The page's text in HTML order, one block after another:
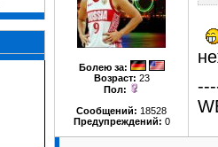
Болею за:
Возраст: 23
Пол:
Сообщений: 18528
Предупреждений: 0